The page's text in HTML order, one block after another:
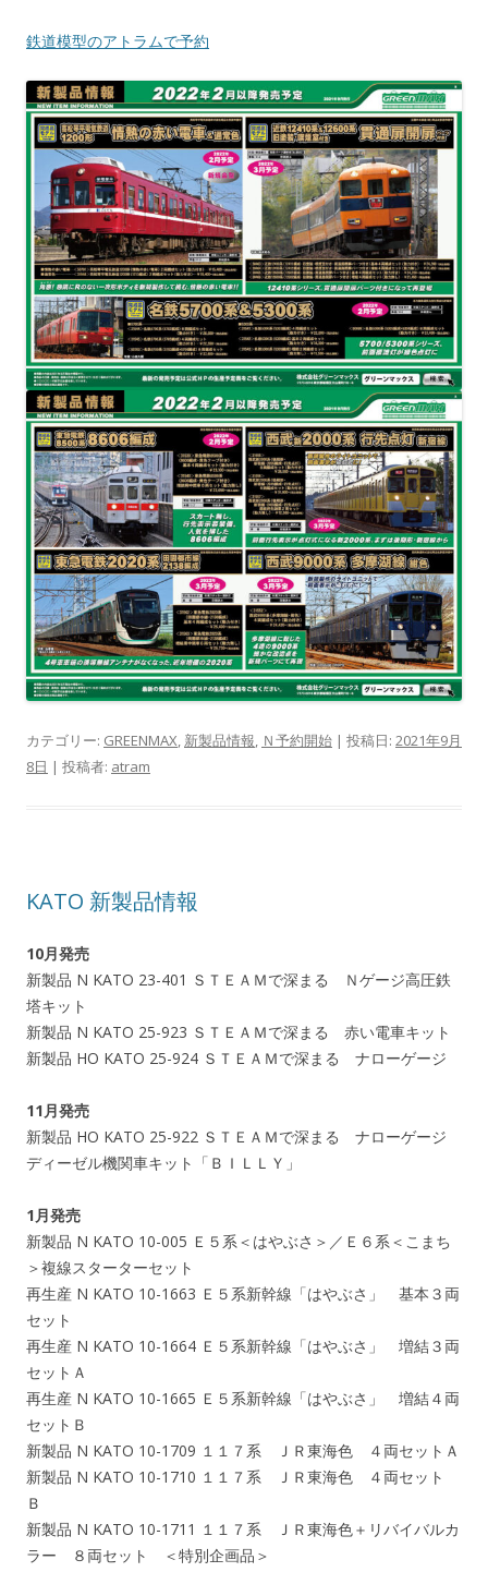
鉄道模型のアトラムで予約
カテゴリー: GREENMAX, 新製品情報, Ｎ予約開始 | 投稿日: 2021年9月
8日 | 投稿者: atram
KATO 新製品情報
10月発売
新製品 N KATO 23-401 ＳＴＥＡＭで深まる Ｎゲージ高圧鉄
塔キット
新製品 N KATO 25-923 ＳＴＥＡＭで深まる 赤い電車キット
新製品 HO KATO 25-924 ＳＴＥＡＭで深まる ナローゲージ
11月発売
新製品 HO KATO 25-922 ＳＴＥＡＭで深まる ナローゲージ
ディーゼル機関車キット「ＢＩＬＬＹ」
1月発売
新製品 N KATO 10-005 Ｅ５系＜はやぶさ＞／Ｅ６系＜こまち
＞複線スターターセット
再生産 N KATO 10-1663 Ｅ５系新幹線「はやぶさ」 基本３両
セット
再生産 N KATO 10-1664 Ｅ５系新幹線「はやぶさ」 増結３両
セットＡ
再生産 N KATO 10-1665 Ｅ５系新幹線「はやぶさ」 増結４両
セットＢ
新製品 N KATO 10-1709 １１７系 ＪＲ東海色 ４両セットＡ
新製品 N KATO 10-1710 １１７系 ＪＲ東海色 ４両セット
Ｂ
新製品 N KATO 10-1711 １１７系 ＪＲ東海色＋リバイバルカ
ラー ８両セット ＜特別企画品＞